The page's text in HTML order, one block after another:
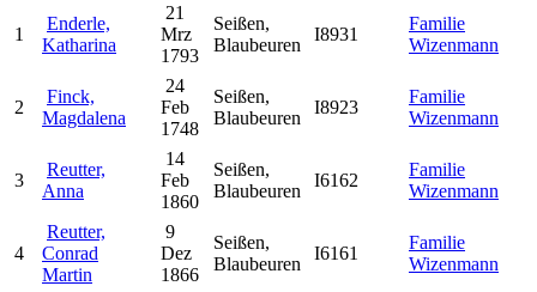
1
Enderle,
Katharina
21
Mrz
1793
Seißen,
Blaubeuren
I8931
Familie
Wizenmann
2
Finck,
Magdalena
24
Feb
1748
Seißen,
Blaubeuren
I8923
Familie
Wizenmann
3
Reutter,
Anna
14
Feb
1860
Seißen,
Blaubeuren
I6162
Familie
Wizenmann
4
Reutter,
Conrad
Martin
9
Dez
1866
Seißen,
Blaubeuren
I6161
Familie
Wizenmann